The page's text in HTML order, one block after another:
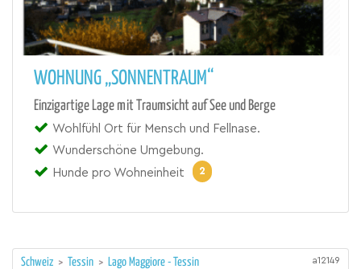
WOHNUNG „SONNENTRAUM“
Einzigartige Lage mit Traumsicht auf See und Berge
Wohlfühl Ort für Mensch und Fellnase.
Wunderschöne Umgebung.
Hunde pro Wohneinheit
2
Schweiz > Tessin > Lago Maggiore - Tessin a12149